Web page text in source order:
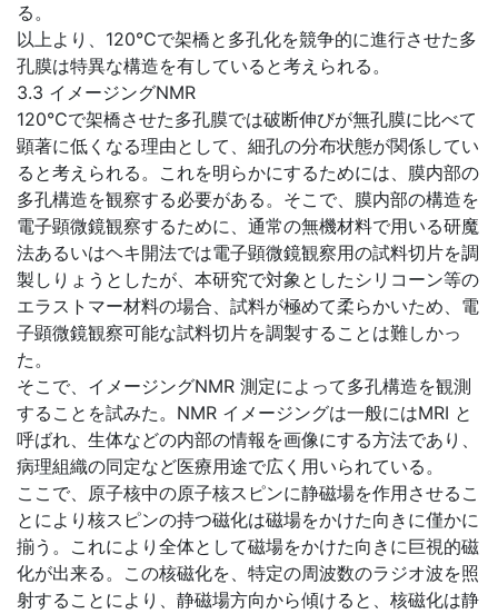
る。
以上より、120℃で架橋と多孔化を競争的に進行させた多
孔膜は特異な構造を有していると考えられる。
3.3 イメージングNMR
120℃で架橋させた多孔膜では破断伸びが無孔膜に比べて
顕著に低くなる理由として、細孔の分布状態が関係してい
ると考えられる。これを明らかにするためには、膜内部の
多孔構造を観察する必要がある。そこで、膜内部の構造を
電子顕微鏡観察するために、通常の無機材料で用いる研魔
法あるいはヘキ開法では電子顕微鏡観察用の試料切片を調
製しりょうとしたが、本研究で対象としたシリコーン等の
エラストマー材料の場合、試料が極めて柔らかいため、電
子顕微鏡観察可能な試料切片を調製することは難しかっ
た。
そこで、イメージングNMR 測定によって多孔構造を観測
することを試みた。NMR イメージングは一般にはMRI と
呼ばれ、生体などの内部の情報を画像にする方法であり、
病理組織の同定など医療用途で広く用いられている。
ここで、原子核中の原子核スピンに静磁場を作用させるこ
とにより核スピンの持つ磁化は磁場をかけた向きに僅かに
揃う。これにより全体として磁場をかけた向きに巨視的磁
化が出来る。この核磁化を、特定の周波数のラジオ波を照
射することにより、静磁場方向から傾けると、核磁化は静